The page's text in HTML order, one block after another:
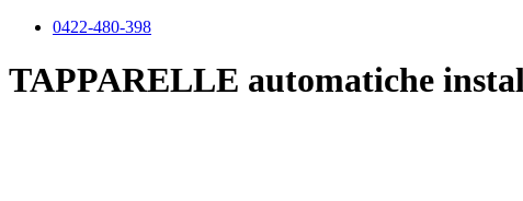
0422-480-398
TAPPARELLE automatiche